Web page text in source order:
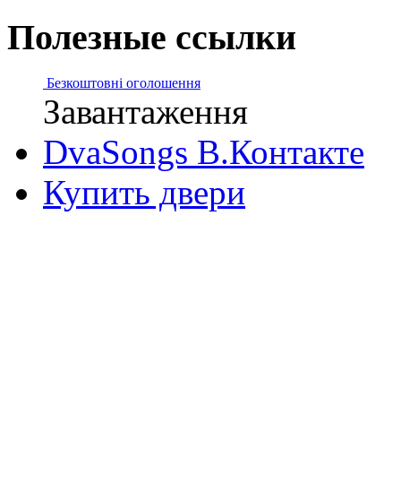
Полезные ссылки
Безкоштовні оголошення
Завантаження
DvaSongs В.Контакте
Купить двери